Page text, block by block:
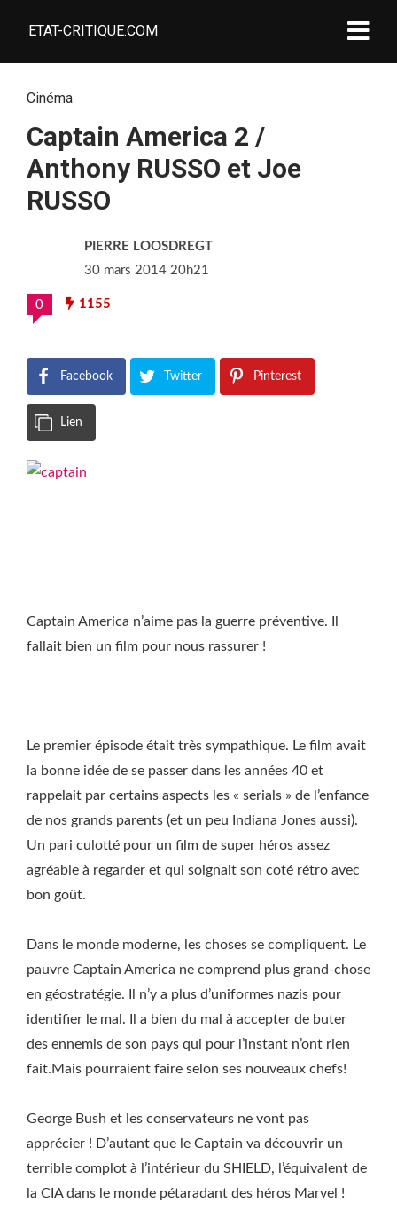
ETAT-CRITIQUE.COM
Cinéma
Captain America 2 /
Anthony RUSSO et Joe
RUSSO
PIERRE LOOSDREGT
30 mars 2014 20h21
0 1155
Facebook Twitter Pinterest
Lien
Captain America n’aime pas la guerre préventive. Il
fallait bien un film pour nous rassurer !
Le premier épisode était très sympathique. Le film avait
la bonne idée de se passer dans les années 40 et
rappelait par certains aspects les « serials » de l’enfance
de nos grands parents (et un peu Indiana Jones aussi).
Un pari culotté pour un film de super héros assez
agréable à regarder et qui soignait son coté rétro avec
bon goût.
Dans le monde moderne, les choses se compliquent. Le
pauvre Captain America ne comprend plus grand-chose
en géostratégie. Il n’y a plus d’uniformes nazis pour
identifier le mal. Il a bien du mal à accepter de buter
des ennemis de son pays qui pour l’instant n’ont rien
fait.Mais pourraient faire selon ses nouveaux chefs!
George Bush et les conservateurs ne vont pas
apprécier ! D’autant que le Captain va découvrir un
terrible complot à l’intérieur du SHIELD, l’équivalent de
la CIA dans le monde pétaradant des héros Marvel !